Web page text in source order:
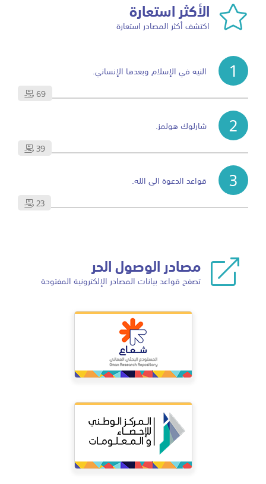
الأكثر استعارة
اكتشف أكثر المصادر استعارة
1
النيه في الإسلام وبعدها الإنساني.
69
2
شارلوك هولمز.
39
3
قواعد الدعوة الى الله.
23
مصادر الوصول الحر
تصفح قواعد بيانات المصادر الإلكترونية المفتوحة